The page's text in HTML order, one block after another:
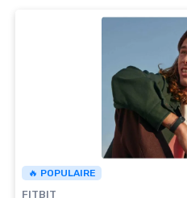
🔥 POPULAIRE
FITBIT